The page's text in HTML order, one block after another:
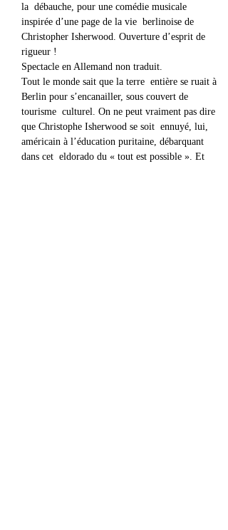
la  débauche, pour une comédie musicale
inspirée d’une page de la vie  berlinoise de
Christopher Isherwood. Ouverture d’esprit de
rigueur !
Spectacle en Allemand non traduit.
Tout le monde sait que la terre  entière se ruait à
Berlin pour s’encanailler, sous couvert de
tourisme  culturel. On ne peut vraiment pas dire
que Christophe Isherwood se soit  ennuyé, lui,
américain à l’éducation puritaine, débarquant
dans cet  eldorado du « tout est possible ». Et